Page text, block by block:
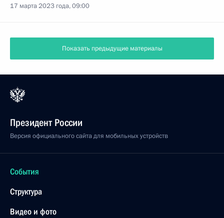
17 марта 2023 года, 09:00
Показать предыдущие материалы
Президент России
Версия официального сайта для мобильных устройств
События
Структура
Видео и фото